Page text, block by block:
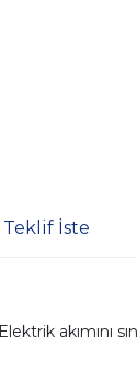
Teklif İste
akımını